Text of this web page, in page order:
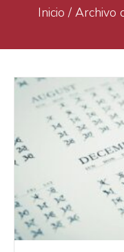
Inicio / Archivo